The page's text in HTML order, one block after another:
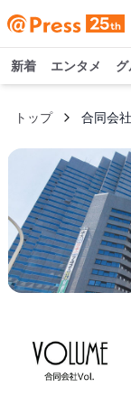
新着 エンタメ グ
トップ 合同会